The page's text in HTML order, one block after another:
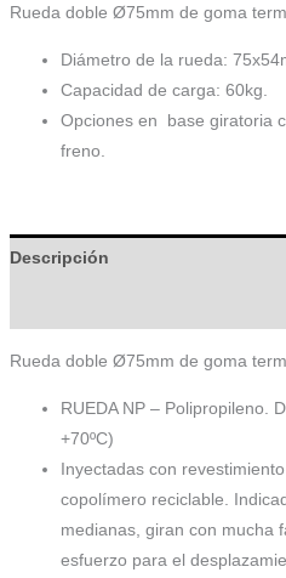
Rueda doble Ø75mm de goma
Diámetro de la rueda:
Capacidad de carga: 60kg.
Opciones en base giratoria
freno.
Descripción
Rueda doble Ø75mm de goma
RUEDA NP – Polipropileno.
+70ºC)
Inyectadas con
copolímero reciclable.
medianas, giran con mucha
esfuerzo para el